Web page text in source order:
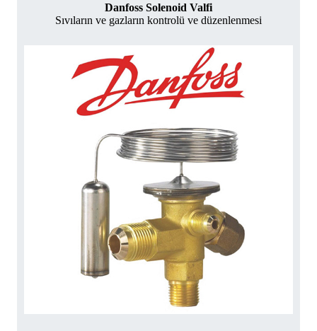
Danfoss Solenoid Valfi
Sıvıların ve gazların kontrolü ve düzenlenmesi